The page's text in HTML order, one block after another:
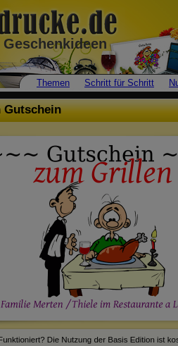
Geschenkideen
Gutschein
Themen Schritt für Schritt